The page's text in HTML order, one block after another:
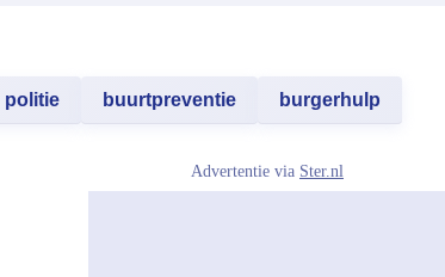
politie buurtpreventie burgerhulp
Advertentie via Ster.nl